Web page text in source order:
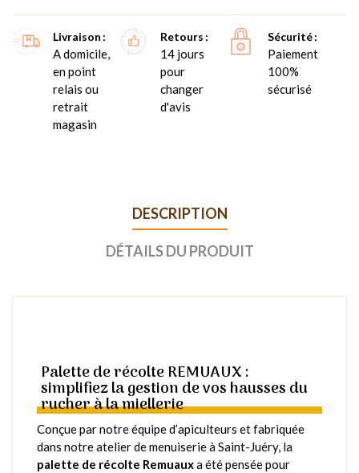
Livraison
A domicile,
en point
relais ou
retrait
magasin
Retours
14 jours
pour
changer
d'avis
Sécurité
Paiement
100%
sécurisé
DESCRIPTION
DÉTAILS DU PRODUIT
Palette de récolte REMUAUX :
simplifiez la gestion de vos hausses du
rucher à la miellerie
Conçue par notre équipe d’apiculteurs et fabriquée
dans notre atelier de menuiserie à Saint-Juéry, la
palette de récolte Remuauxa été pensée pour